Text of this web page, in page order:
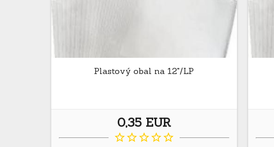
Plastový obal na 12"/LP
0,35 EUR
star_borderstar_borderstar_borderstar_borderstar_border